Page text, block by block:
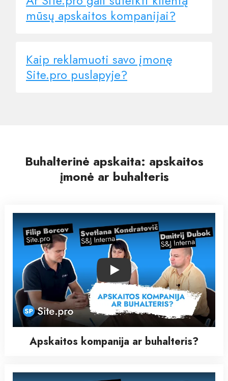
mūsų apskaitos kompanijai?
Kaip reklamuoti savo įmonę
Site.pro puslapyje?
Buhalterinė apskaita: apskaitos
įmonė ar buhalteris
Play
Apskaitos kompanija ar buhalteris?